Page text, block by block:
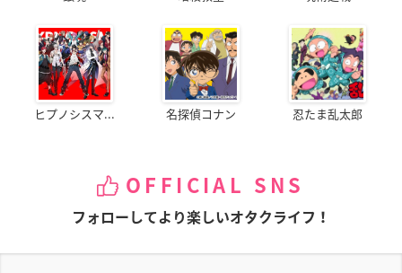
ヒプノシスマ... 名探偵コナン 忍たま乱太郎
OFFICIAL SNS
フォローしてより楽しいオタクライフ！